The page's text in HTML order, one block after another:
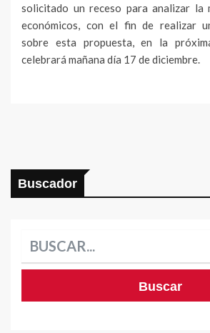
solicitado un receso para analizar la
económicos, con el fin de realizar
sobre esta propuesta, en la
celebrará mañana día 17 de diciembre.
Buscador